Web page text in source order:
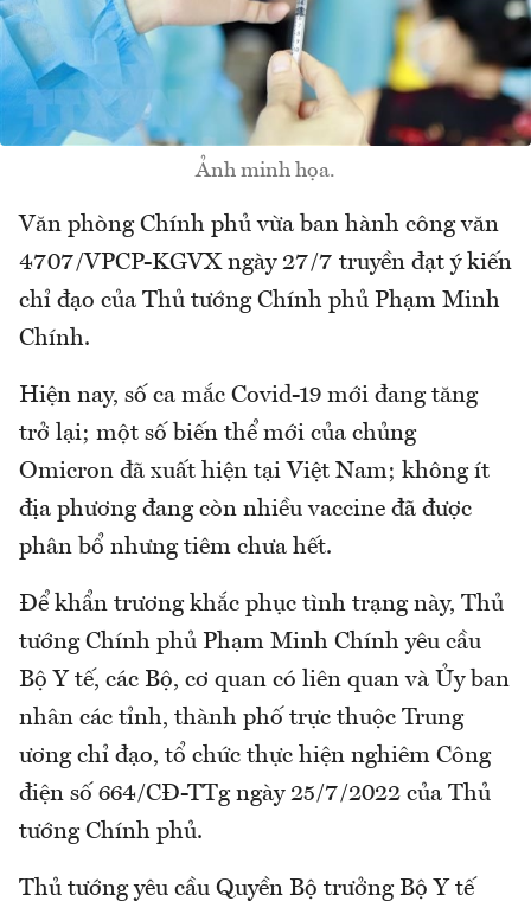
Ảnh minh họa.
Văn phòng Chính phủ vừa ban hành công văn
4707/VPCP-KGVX ngày 27/7 truyền đạt ý kiến
chỉ đạo của Thủ tướng Chính phủ Phạm Minh
Chính.
Hiện nay, số ca mắc Covid-19 mới đang tăng
trở lại; một số biến thể mới của chủng
Omicron đã xuất hiện tại Việt Nam; không ít
địa phương đang còn nhiều vaccine đã được
phân bổ nhưng tiêm chưa hết.
Để khẩn trương khắc phục tình trạng này, Thủ
tướng Chính phủ Phạm Minh Chính yêu cầu
Bộ Y tế, các Bộ, cơ quan có liên quan và Ủy ban
nhân các tỉnh, thành phố trực thuộc Trung
ương chỉ đạo, tổ chức thực hiện nghiêm Công
điện số 664/CĐ-TTg ngày 25/7/2022 của Thủ
tướng Chính phủ.
Thủ tướng yêu cầu Quyền Bộ trưởng Bộ Y tế